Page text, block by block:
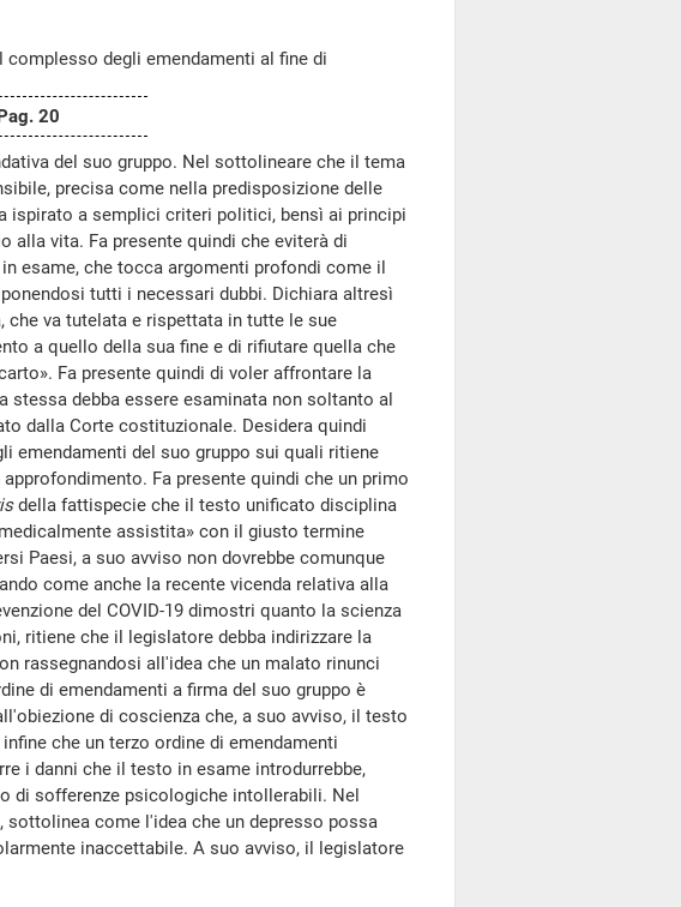
complesso degli emendamenti al fine di
20
del suo gruppo. Nel sottolineare che il tema
precisa come nella predisposizione delle
ispirato a semplici criteri politici, bensì ai principi
alla vita. Fa presente quindi che eviterà di
esame, che tocca argomenti profondi come il
tutti i necessari dubbi. Dichiara altresì
va tutelata e rispettata in tutte le sue
a quello della sua fine e di rifiutare quella che
Fa presente quindi di voler affrontare la
stessa debba essere esaminata non soltanto al
dalla Corte costituzionale. Desidera quindi
emendamenti del suo gruppo sui quali ritiene
Fa presente quindi che un primo
della fattispecie che il testo unificato disciplina
assistita» con il giusto termine
Paesi, a suo avviso non dovrebbe comunque
come anche la recente vicenda relativa alla
del COVID-19 dimostri quanto la scienza
ritiene che il legislatore debba indirizzare la
rassegnandosi all'idea che un malato rinunci
di emendamenti a firma del suo gruppo è
di coscienza che, a suo avviso, il testo
che un terzo ordine di emendamenti
i danni che il testo in esame introdurrebbe,
di sofferenze psicologiche intollerabili. Nel
come l'idea che un depresso possa
inaccettabile. A suo avviso, il legislatore